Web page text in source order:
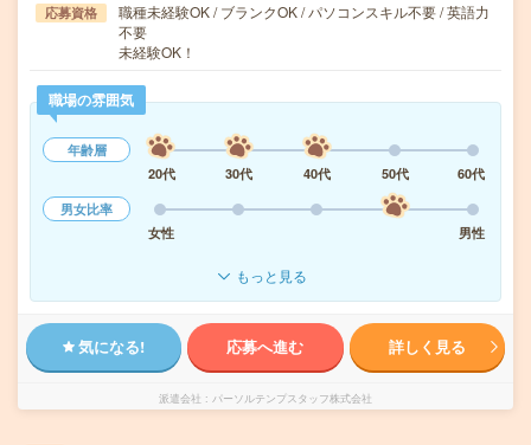
応募資格
職種未経験OK / ブランクOK / パソコンスキル不要 / 英語力
不要
未経験OK！
職場の雰囲気
年齢層
20代
30代 40代 50代
60代
男女比率
女性
男性
もっと見る
気になる! 応募へ進む 詳しく見る
派遣会社 パーソルテンプスタッフ株式会社